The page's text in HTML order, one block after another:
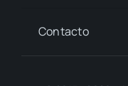
Contacto